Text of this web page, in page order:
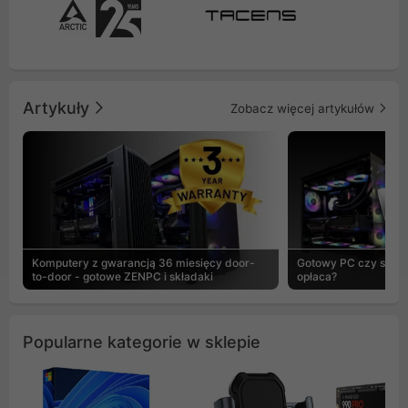
Artykuły Zobacz więcej artykułów
Komputery z gwarancją 36 miesięcy door-
to-door - gotowe ZENPC i składaki
Gotowy PC czy
opłaca?
Popularne kategorie w sklepie